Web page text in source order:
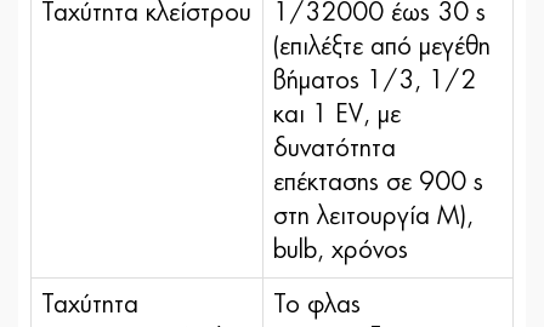
Ταχύτητα κλείστρου
1/32000 έως 30 s
(επιλέξτε από μεγέθη
βήματος 1/3, 1/2
και 1 EV, με
δυνατότητα
επέκτασης σε 900 s
στη λειτουργία M),
bulb, χρόνος
Ταχύτητα
Το φλας